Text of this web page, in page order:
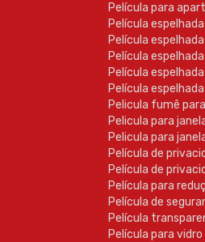
Película para
Película
Película
Película
Película
Película
Pelicula fumê
Pelicula para
Pelicula para
Película de
Película de
Película para
Película de
Película
Película para